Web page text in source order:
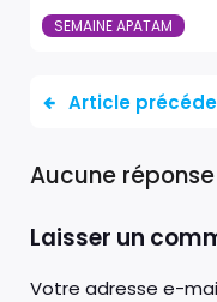
SEMAINE APATAM
Article
Aucune
Laisser un
Votre adresse e-